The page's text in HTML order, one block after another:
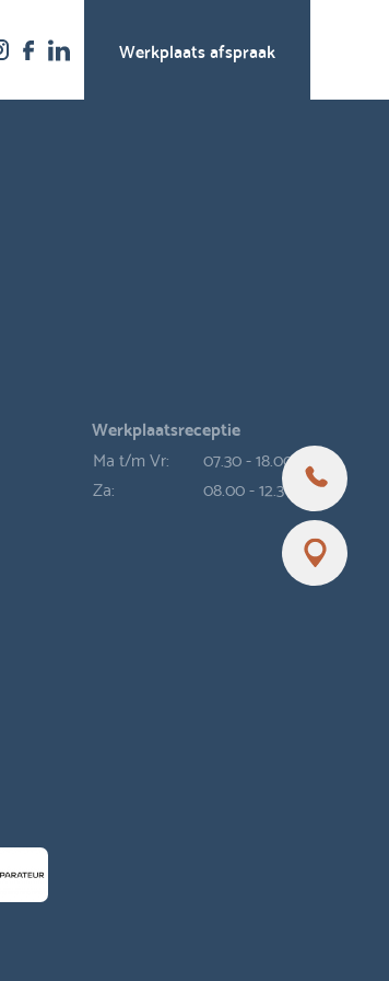
Werkplaats afspraak
Werkplaatsreceptie
Ma t/m Vr:
07.30 - 18.00
Za:
08.00 - 12.30